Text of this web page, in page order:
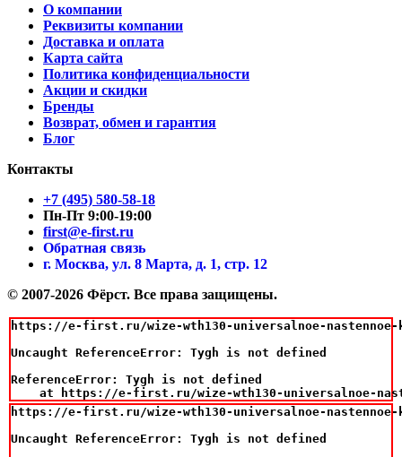
О компании
Реквизиты компании
Доставка и оплата
Карта сайта
Политика конфиденциальности
Акции и скидки
Бренды
Возврат, обмен и гарантия
Блог
Контакты
+7 (495) 580-58-18
Пн-Пт 9:00-19:00
first@e-first.ru
Обратная связь
г. Москва, ул. 8 Марта, д. 1, стр. 12
© 2007-2026 Фёрст. Все права защищены.
https://e-first.ru/wize-wth130-universalnoe-nastennoe-
Uncaught ReferenceError: Tygh is not defined
ReferenceError: Tygh is not defined
at https://e-first.ru/wize-wth130-universalnoe-
https://e-first.ru/wize-wth130-universalnoe-nastennoe-
Uncaught ReferenceError: Tygh is not defined